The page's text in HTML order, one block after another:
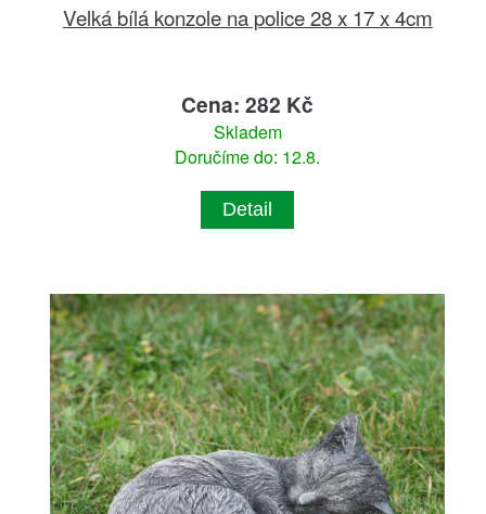
Velká bílá konzole na police 28 x 17 x 4cm
Cena: 282 Kč
Skladem
Doručíme do: 12.8.
Detail